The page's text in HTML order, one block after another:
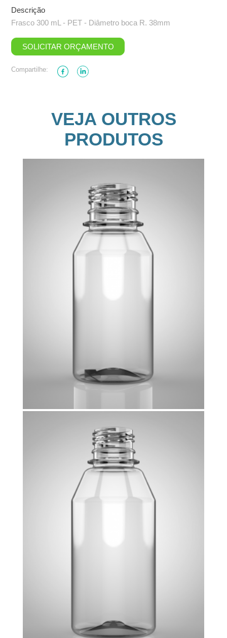
Descrição
Frasco 300 mL - PET - Diâmetro boca R. 38mm
SOLICITAR ORÇAMENTO
Compartilhe:
VEJA OUTROS
PRODUTOS